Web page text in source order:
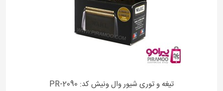
تیغه و توری شیور وال ونیش کد: PR-2090